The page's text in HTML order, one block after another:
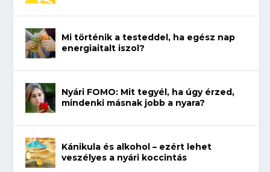
Mi történik a testeddel, ha egész nap
energiaitalt iszol?
Nyári FOMO: Mit tegyél, ha úgy érzed,
mindenki másnak jobb a nyara?
Kánikula és alkohol – ezért lehet
veszélyes a nyári koccintás